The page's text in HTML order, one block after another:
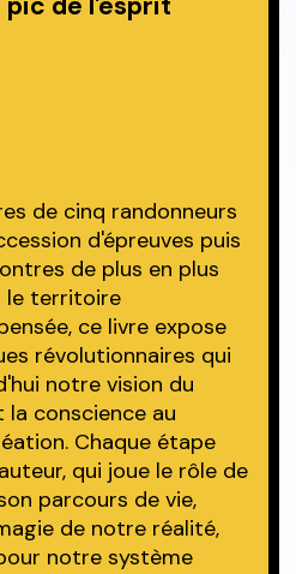
de cinq randonneurs
d'épreuves puis
de plus en plus
le territoire
ce livre expose
révolutionnaires qui
notre vision du
conscience au
Chaque étape
qui joue le rôle de
parcours de vie,
de notre réalité,
notre système